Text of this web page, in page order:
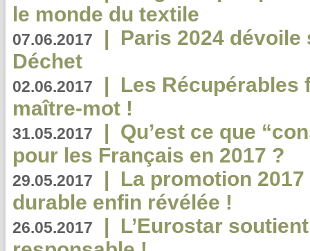
le monde du textile
07.06.2017 | Paris 2024
Déchet
02.06.2017 | Les Récupérables
maître-mot !
31.05.2017 | Qu’est ce que
pour les Français en 2017 ?
29.05.2017 | La promotion
durable enfin révélée !
26.05.2017 | L’Eurostar